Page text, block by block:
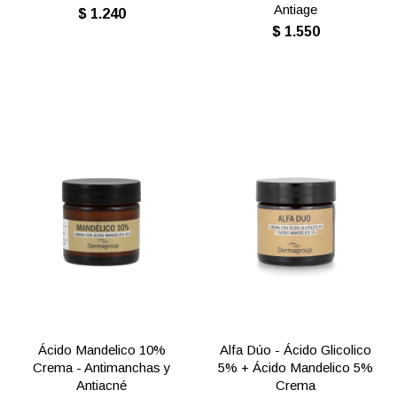
$ 1.240
Antiage
$ 1.550
Ácido Mandelico 10%
Crema - Antimanchas y
Antiacné
Alfa Dúo - Ácido Glicolico
5% + Ácido Mandelico 5%
Crema